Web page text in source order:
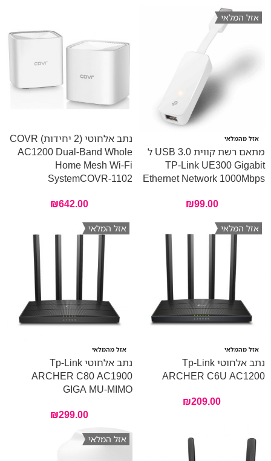
אזל המלאי
אזל מהמלאי
מתאם רשת קווית USB 3.0 ל
TP-Link UE300 Gigabit
Ethernet Network 1000Mbps
₪99.00
נתב אלחוטי (2 יחידות) COVR
AC1200 Dual-Band Whole
Home Mesh Wi-Fi
SystemCOVR-1102
₪642.00
אזל המלאי
אזל מהמלאי
נתב אלחוטי Tp-Link
ARCHER C6U AC1200
₪209.00
אזל המלאי
אזל מהמלאי
נתב אלחוטי Tp-Link
ARCHER C80 AC1900
GIGA MU-MIMO
₪299.00
אזל המלאי